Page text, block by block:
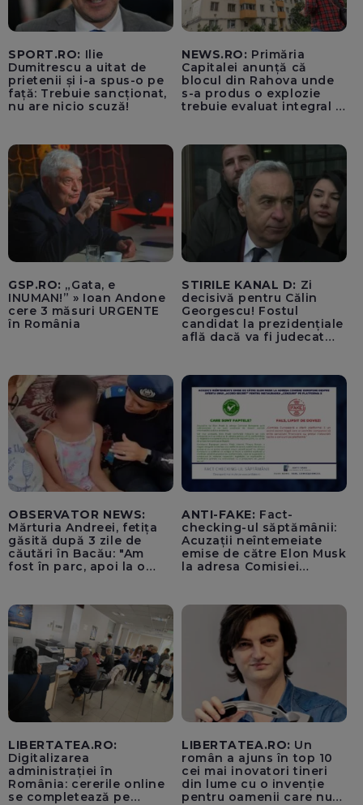
SPORT.RO: Ilie
Dumitrescu a uitat de
prietenii și i-a spus-o pe
față: Trebuie sancționat,
nu are nicio scuză!
NEWS.RO: Primăria
Capitalei anunță că
blocul din Rahova unde
s-a produs o explozie
trebuie evaluat integral și
lucrările de punere în
siguranță a părții grav
afectate
GSP.RO: „Gata, e
INUMAN!” » Ioan Andone
cere 3 măsuri URGENTE
în România
STIRILE KANAL D: Zi
decisivă pentru Călin
Georgescu! Fostul
candidat la prezidențiale
află dacă va fi judecat
OBSERVATOR NEWS:
Mărturia Andreei, fetița
găsită după 3 zile de
căutări în Bacău: "Am
fost în parc, apoi la o
ANTI-FAKE: Fact-
checking-ul săptămânii:
Acuzații neîntemeiate
emise de către Elon Musk
la adresa Comisiei
pentru instaurarea
„cenzurii” pe platforma X
LIBERTATEA.RO:
Digitalizarea
administrației în
România: cererile online
se completează pe
LIBERTATEA.RO: Un
român a ajuns în top 10
cei mai inovatori tineri
din lume cu o invenție
pentru oamenii care nu